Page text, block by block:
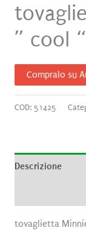
” cool “
Compralo su
COD: 51425
Descrizione
tovaglietta